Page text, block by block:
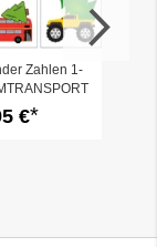
Zahlen 1-
€